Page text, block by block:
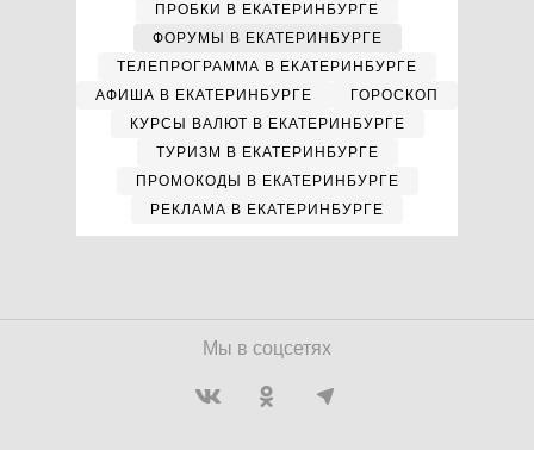
ПРОБКИ В ЕКАТЕРИНБУРГЕ
ФОРУМЫ В ЕКАТЕРИНБУРГЕ
ТЕЛЕПРОГРАММА В ЕКАТЕРИНБУРГЕ
АФИША В ЕКАТЕРИНБУРГЕ
ГОРОСКОП
КУРСЫ ВАЛЮТ В ЕКАТЕРИНБУРГЕ
ТУРИЗМ В ЕКАТЕРИНБУРГЕ
ПРОМОКОДЫ В ЕКАТЕРИНБУРГЕ
РЕКЛАМА В ЕКАТЕРИНБУРГЕ
Мы в соцсетях